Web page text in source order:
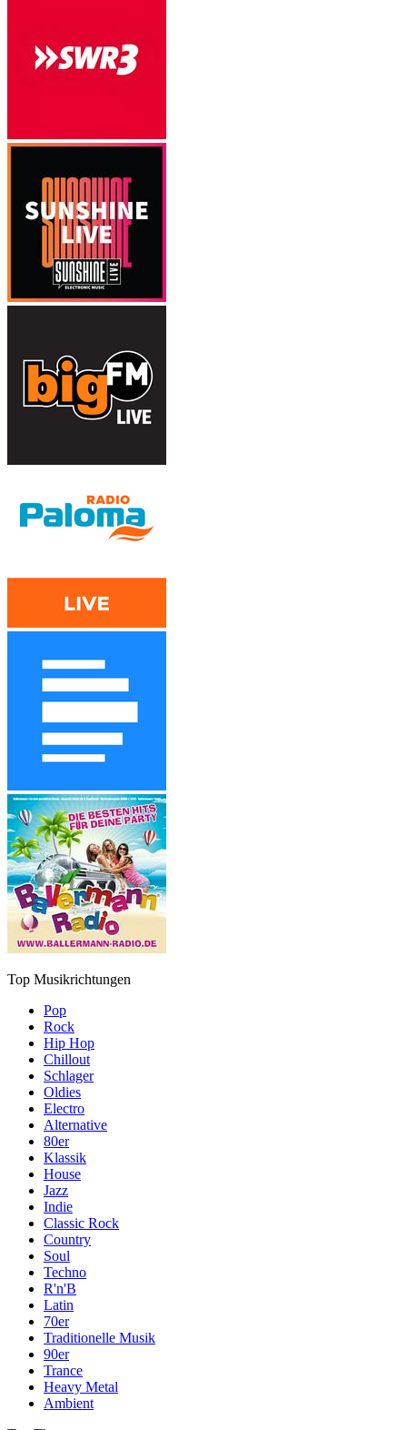
Top Musikrichtungen
Pop
Rock
Hip Hop
Chillout
Schlager
Oldies
Electro
Alternative
80er
Klassik
House
Jazz
Indie
Classic Rock
Country
Soul
Techno
R'n'B
Latin
70er
Traditionelle Musik
90er
Trance
Heavy Metal
Ambient